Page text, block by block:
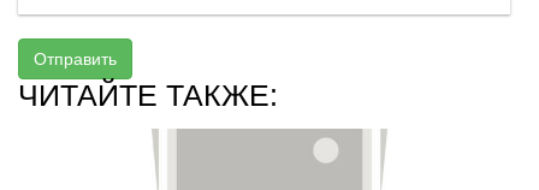
Отправить
ЧИТАЙТЕ ТАКЖЕ: